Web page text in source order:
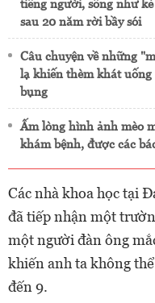
tiếng người, sống như
sau 20 năm rời bầy sói
Câu chuyện về những
lạ khiến thèm khát
bụng
Ấm lòng hình ảnh mèo
khám bệnh, được các
Các nhà khoa học tại
đã tiếp nhận một
một người đàn ông
khiến anh ta không
đến 9.